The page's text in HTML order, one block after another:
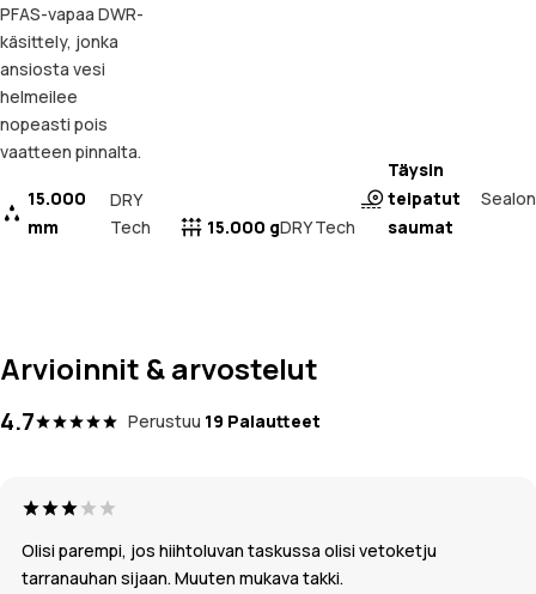
PFAS-vapaa DWR-
käsittely, jonka
ansiosta vesi
helmeilee
nopeasti pois
vaatteen pinnalta.
15.000
mm
DRY
Tech
15.000 gDRY Tech
Täysin
teipatut
saumat
Sealon
Arvioinnit & arvostelut
4.7 Perustuu 19 Palautteet
Olisi parempi, jos hiihtoluvan taskussa olisi vetoketju
tarranauhan sijaan. Muuten mukava takki.